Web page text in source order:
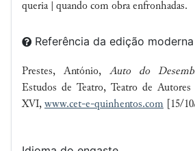
queria | quando com obra enfronhadas.
Referência da edição moderna
Prestes, António, Auto do
Estudos de Teatro, Teatro de Autores
XVI, www.cet-e-quinhentos.com [15/